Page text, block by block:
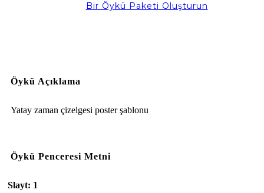
Bir Öykü Paketi Oluşturun
Öykü Açıklama
Yatay zaman çizelgesi poster şablonu
Öykü Penceresi Metni
Slayt: 1